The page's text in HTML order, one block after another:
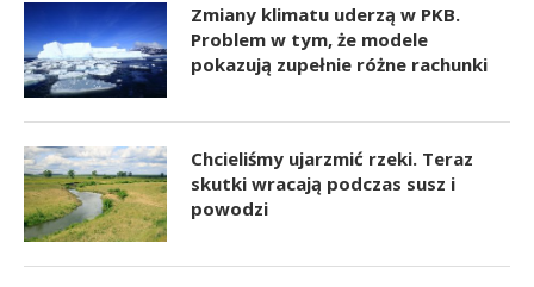
Zmiany klimatu uderzą w PKB.
Problem w tym, że modele
pokazują zupełnie różne rachunki
Chcieliśmy ujarzmić rzeki. Teraz
skutki wracają podczas susz i
powodzi